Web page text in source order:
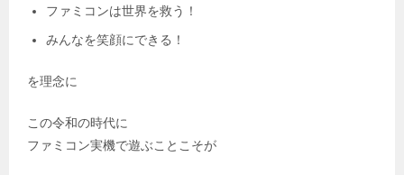
ファミコンは世界を救う！
みんなを笑顔にできる！
を理念に
この令和の時代に
ファミコン実機で遊ぶことこそが